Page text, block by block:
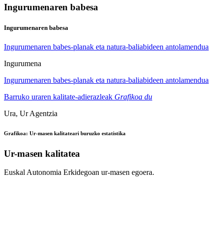
Ingurumenaren babesa
Ingurumenaren babesa
Ingurumenaren babes-planak eta natura-baliabideen antolamendua
Ingurumena
Ingurumenaren babes-planak eta natura-baliabideen antolamendua
Barruko uraren kalitate-adierazleak Grafikoa du
Ura, Ur Agentzia
Grafikoa: Ur-masen kalitateari buruzko estatistika
Ur-masen kalitatea
Euskal Autonomia Erkidegoan ur-masen egoera.